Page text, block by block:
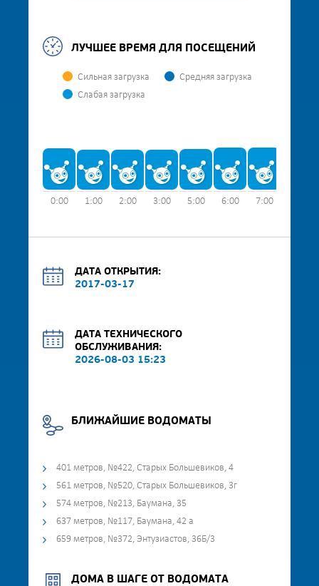
ЛУЧШЕЕ ВРЕМЯ ДЛЯ ПОСЕЩЕНИЙ
Сильная загрузка
Средняя загрузка
Слабая загрузка
0:00 1:00 2:00 3:00 5:00 6:00 7:00
ДАТА ОТКРЫТИЯ:
2017-03-17
ДАТА ТЕХНИЧЕСКОГО
ОБСЛУЖИВАНИЯ:
2026-08-03 15:23
БЛИЖАЙШИЕ ВОДОМАТЫ
401 метров, №422, Старых Большевиков, 4
561 метров, №520, Старых Большевиков, 3г
574 метров, №213, Баумана, 35
637 метров, №117, Баумана, 42 а
659 метров, №372, Энтузиастов, 36Б/3
ДОМА В ШАГЕ ОТ ВОДОМАТА